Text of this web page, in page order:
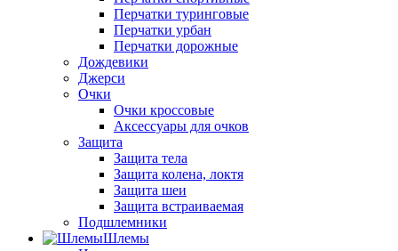
Перчатки туринговые
Перчатки урбан
Перчатки дорожные
Дождевики
Джерси
Очки
Очки кроссовые
Аксессуары для очков
Защита
Защита тела
Защита колена, локтя
Защита шеи
Защита встраиваемая
Подшлемники
Шлемы